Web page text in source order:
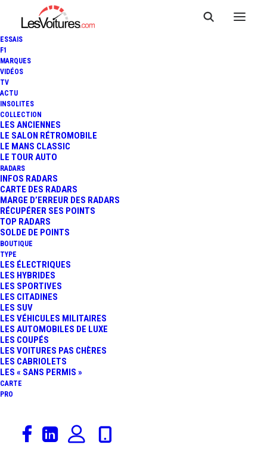
ESSAIS
F1
MARQUES
VIDÉOS
TV
ACTU
INSOLITES
COLLECTION
LES ANCIENNES
LE SALON RÉTROMOBILE
LE MANS CLASSIC
LE TOUR AUTO
RADARS
INFOS RADARS
CARTE DES RADARS
MARGE D’ERREUR DES RADARS
RÉCUPÉRER SES POINTS
TOP RADARS
SOLDE DE POINTS
BOUTIQUE
TYPE
LES ÉLECTRIQUES
LES HYBRIDES
LES SPORTIVES
LES CITADINES
LES SUV
LES VÉHICULES MILITAIRES
LES AUTOMOBILES DE LUXE
LES COUPÉS
LES VOITURES PAS CHÈRES
LES CABRIOLETS
LES « SANS PERMIS »
CARTE
PRO
Informations
Catégorie
Marque
Commune